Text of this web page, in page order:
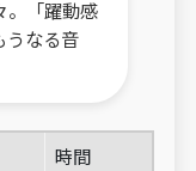
。「躍動感
うなる音
時間